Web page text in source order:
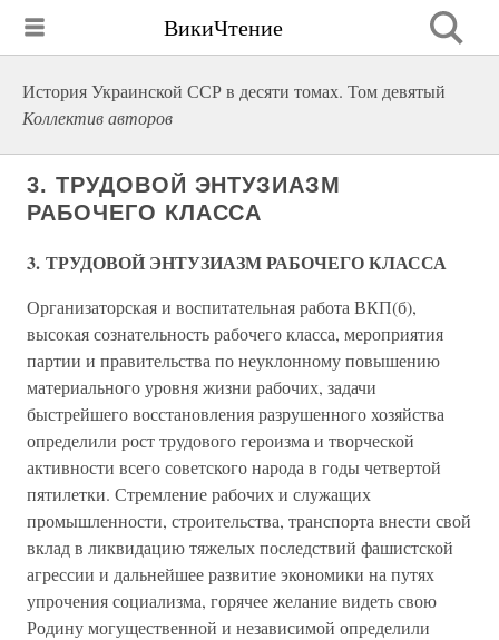
ВикиЧтение
История Украинской ССР в десяти томах. Том девятый
Коллектив авторов
3. ТРУДОВОЙ ЭНТУЗИАЗМ
РАБОЧЕГО КЛАССА
3. ТРУДОВОЙ ЭНТУЗИАЗМ РАБОЧЕГО КЛАССА
Организаторская и воспитательная работа ВКП(б),
высокая сознательность рабочего класса, мероприятия
партии и правительства по неуклонному повышению
материального уровня жизни рабочих, задачи
быстрейшего восстановления разрушенного хозяйства
определили рост трудового героизма и творческой
активности всего советского народа в годы четвертой
пятилетки. Стремление рабочих и служащих
промышленности, строительства, транспорта внести свой
вклад в ликвидацию тяжелых последствий фашистской
агрессии и дальнейшее развитие экономики на путях
упрочения социализма, горячее желание видеть свою
Родину могущественной и независимой определили